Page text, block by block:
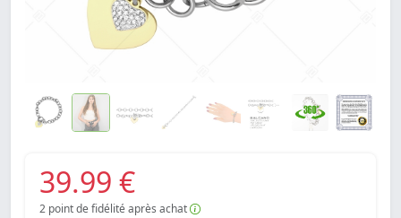
39.99 €
2 point de fidélité après achat